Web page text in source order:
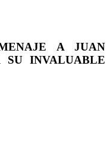
A JUAN
SU INVALUABLE